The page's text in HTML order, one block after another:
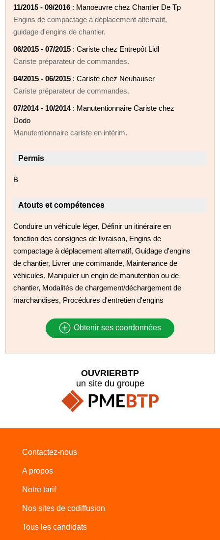
11/2015 - 09/2016 : Manoeuvre chez Chantier De Tp
Engins de compactage à déplacement alternatif,
guidage d'engins de chantier.
06/2015 - 07/2015 : Cariste chez Entrepôt Lidl
Cariste préparateur de commandes.
04/2015 - 06/2015 : Cariste chez Neuhauser
Cariste préparateur de commandes.
07/2014 - 10/2014: Manutentionnaire Cariste chez
Dodo
Manutentionnaire cariste en intérim.
Permis
B
Atouts et compétences
Conduire un véhicule léger, Définir un itinéraire en
fonction des consignes de livraison, Engins de
compactage à déplacement alternatif, Guidage d'engins
de chantier, Livrer une commande, Maintenance de
véhicules, Manipuler un engin de manutention ou de
chantier, Modalités de chargement/déchargement de
marchandises, Procédures d'entretien d'engins
Obtenir ses coordonnées
OUVRIERBTP
un site du groupe
Contactez-nous
A propos
Notre tarif
Nos sites de codiffusion
Tous les candidats